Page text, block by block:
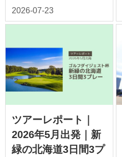
ツアーレポート｜
2026年5月出発｜新
緑の北海道3日間3プ